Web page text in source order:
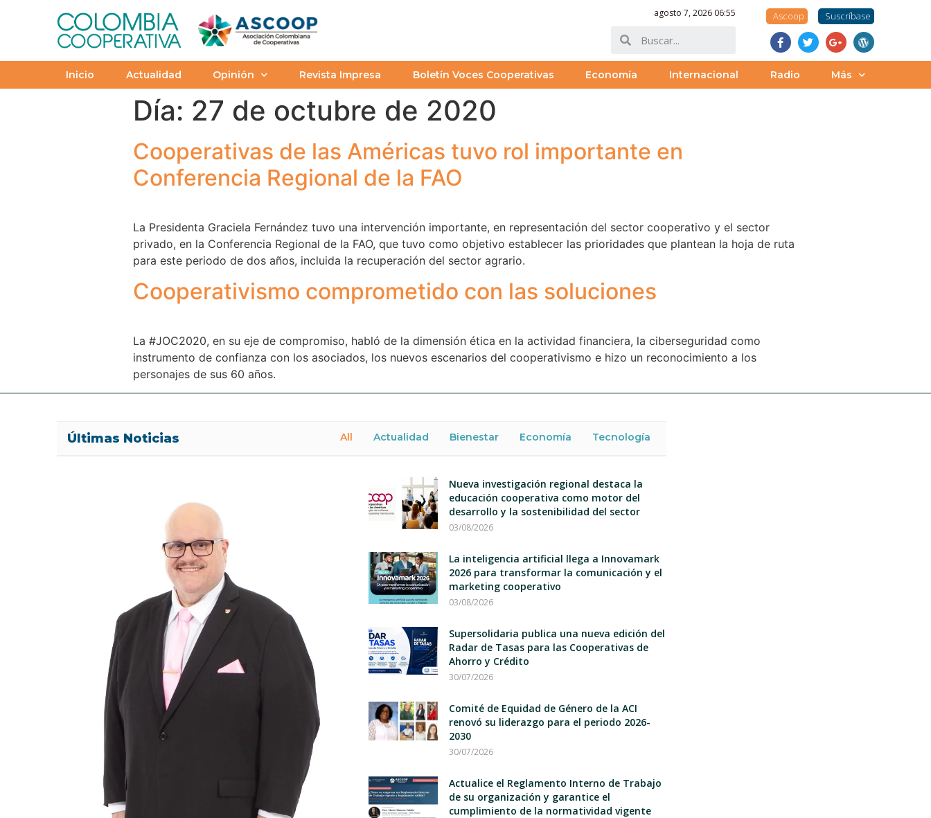
agosto 7, 2026 06:55 Ascoop Suscríbase
Inicio Actualidad Opinión Revista Impresa Boletín Voces Cooperativas Economía Internacional Radio Más
Día: 27 de octubre de 2020
Cooperativas de las Américas tuvo rol importante en
Conferencia Regional de la FAO
La Presidenta Graciela Fernández tuvo una intervención importante, en representación del sector cooperativo y el sector
privado, en la Conferencia Regional de la FAO, que tuvo como objetivo establecer las prioridades que plantean la hoja de ruta
para este periodo de dos años, incluida la recuperación del sector agrario.
Cooperativismo comprometido con las soluciones
La #JOC2020, en su eje de compromiso, habló de la dimensión ética en la actividad financiera, la ciberseguridad como
instrumento de confianza con los asociados, los nuevos escenarios del cooperativismo e hizo un reconocimiento a los
personajes de sus 60 años.
Últimas Noticias All Actualidad Bienestar Economía Tecnología
Nueva investigación regional destaca la
educación cooperativa como motor del
desarrollo y la sostenibilidad del sector
03/08/2026
La inteligencia artificial llega a Innovamark
2026 para transformar la comunicación y el
marketing cooperativo
03/08/2026
Supersolidaria publica una nueva edición del
Radar de Tasas para las Cooperativas de
Ahorro y Crédito
30/07/2026
Comité de Equidad de Género de la ACI
renovó su liderazgo para el periodo 2026-
2030
30/07/2026
Actualice el Reglamento Interno de Trabajo
de su organización y garantice el
cumplimiento de la normatividad vigente